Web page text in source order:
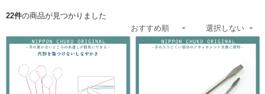
22件の商品が見つかりました